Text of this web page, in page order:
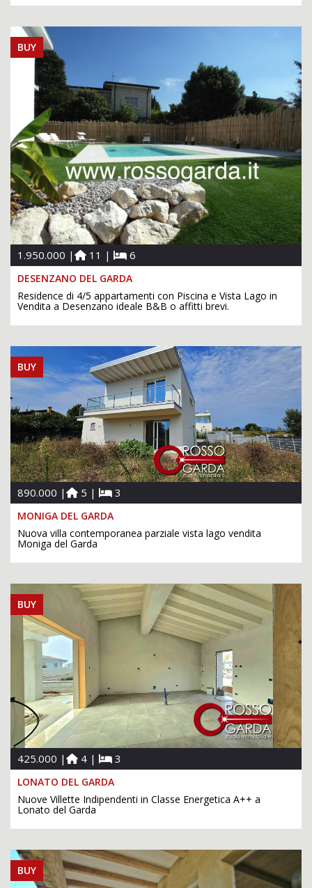
BUY
1.950.000 | 11 | 6
DESENZANO DEL GARDA
Residence di 4/5 appartamenti con Piscina e Vista Lago in
Vendita a Desenzano ideale B&B o affitti brevi.
BUY
890.000 | 5 | 3
MONIGA DEL GARDA
Nuova villa contemporanea parziale vista lago vendita
Moniga del Garda
BUY
425.000 | 4 | 3
LONATO DEL GARDA
Nuove Villette Indipendenti in Classe Energetica A++ a
Lonato del Garda
BUY